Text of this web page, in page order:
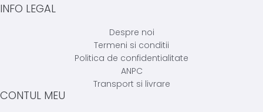
INFO LEGAL
Despre noi
Termeni si conditii
Politica de confidentialitate
ANPC
Transport si livrare
CONTUL MEU